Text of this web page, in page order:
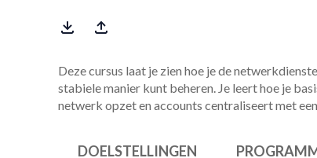
Deze cursus laat je zien hoe je de
stabiele manier kunt beheren. Je leert hoe je
netwerk opzet en accounts centraliseert met
DOELSTELLINGEN